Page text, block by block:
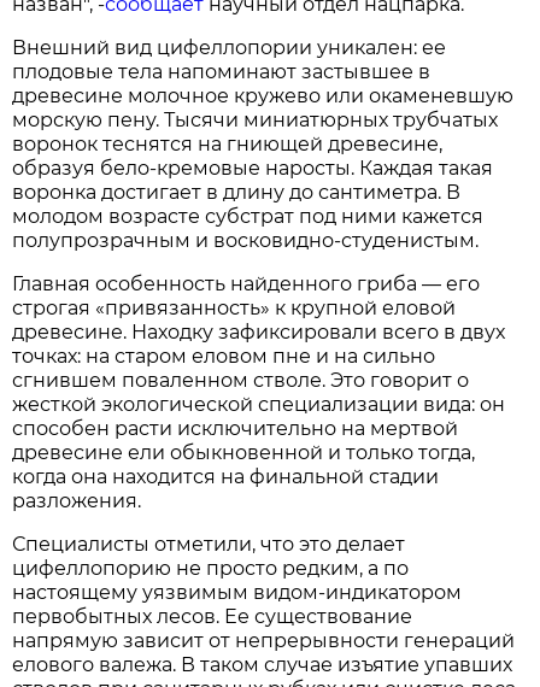
Внешний вид цифеллопории уникален: ее
плодовые тела напоминают застывшее в
древесине молочное кружево или окаменевшую
морскую пену. Тысячи миниатюрных трубчатых
воронок теснятся на гниющей древесине,
образуя бело-кремовые наросты. Каждая такая
воронка достигает в длину до сантиметра. В
молодом возрасте субстрат под ними кажется
полупрозрачным и восковидно-студенистым.
Главная особенность найденного гриба — его
строгая «привязанность» к крупной еловой
древесине. Находку зафиксировали всего в двух
точках: на старом еловом пне и на сильно
сгнившем поваленном стволе. Это говорит о
жесткой экологической специализации вида: он
способен расти исключительно на мертвой
древесине ели обыкновенной и только тогда,
когда она находится на финальной стадии
разложения.
Специалисты отметили, что это делает
цифеллопорию не просто редким, а по
настоящему уязвимым видом-индикатором
первобытных лесов. Ее существование
напрямую зависит от непрерывности генераций
елового валежа. В таком случае изъятие упавших